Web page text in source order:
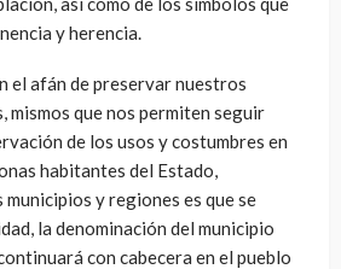
y herencia.
el afán de preservar nuestros
mismos que nos permiten seguir
de los usos y costumbres en
habitantes del Estado,
municipios y regiones es que se
la denominación del municipio
con cabecera en el pueblo